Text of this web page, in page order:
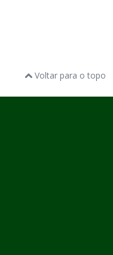
Voltar para o topo